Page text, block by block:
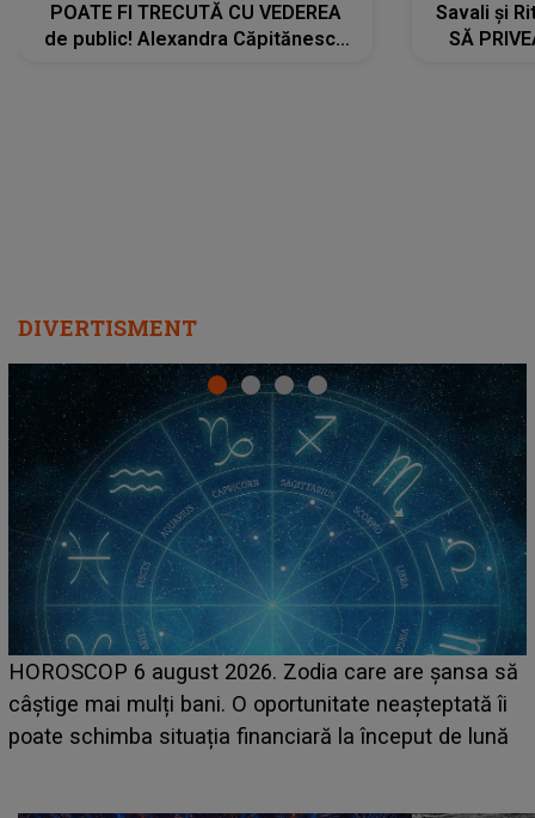
POATE FI TRECUTĂ CU VEDEREA
de public! Alexandra Căpitănescu
Savali și
SĂ
DIVERTISMENT
LINE-UP UNTOLD ONE, prima zi. Cine sunt artiștii
care deschid festivalul și de la ce ore au loc cele mai
așteptate concerte pe scena principală?